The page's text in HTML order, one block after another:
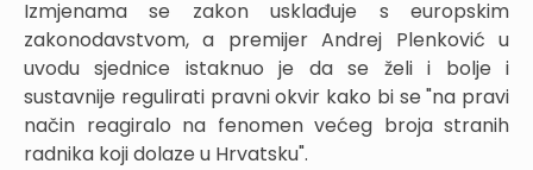
Izmjenama se zakon usklađuje s europskim
zakonodavstvom, a premijer Andrej Plenković u
uvodu sjednice istaknuo je da se želi i bolje i
sustavnije regulirati pravni okvir kako bi se "na pravi
način reagiralo na fenomen većeg broja stranih
radnika koji dolaze u Hrvatsku".